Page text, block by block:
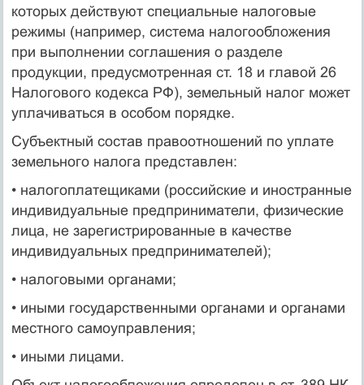
которых действуют специальные налоговые
режимы (например, система налогообложения
при выполнении соглашения о разделе
продукции, предусмотренная ст. 18 и главой 26
Налогового кодекса РФ), земельный налог может
уплачиваться в особом порядке.
Субъектный состав правоотношений по уплате
земельного на­лога представлен:
• налогоплатещиками (российские и иностранные
индивиду­альные предприниматели, физические
лица, не зарегистри­рованные в качестве
индивидуальных предпринимателей);
• налоговыми органами;
• иными государственными органами и органами
местного самоуправления;
• иными лицами.